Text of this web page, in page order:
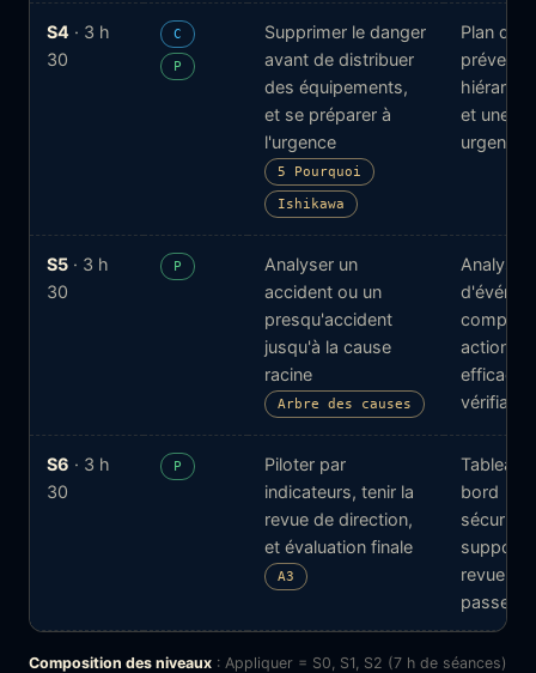
S4 · 3 h
30
C
P
Supprimer le danger
avant de distribuer
des équipements,
et se préparer à
l'urgence
5 Pourquoi
Ishikawa
Plan de
et une
urgence
S5 · 3 h
30
P
Analyser un
accident ou un
presqu'accident
jusqu'à la cause
racine
Arbre des causes
Analyse
actions à
efficacité
vérifiable
S6 · 3 h
30
P
Piloter par
indicateurs, tenir la
revue de direction,
et évaluation finale
A3
Tableau
bord
sécurité
support
revue
passer
Composition des niveaux : Appliquer = S0, S1, S2 (7 h de séances)